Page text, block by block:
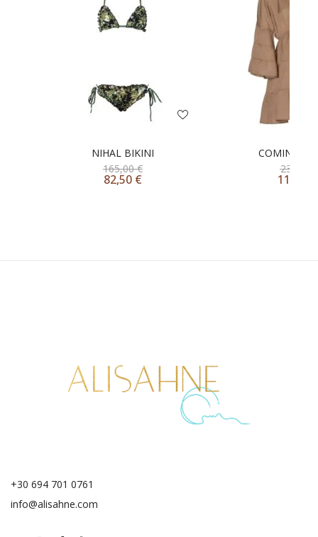
NIHAL BIKINI
165,00€
82,50 €
COMINO
235,00
117,50
+30 694 701 0761
info@alisahne.com